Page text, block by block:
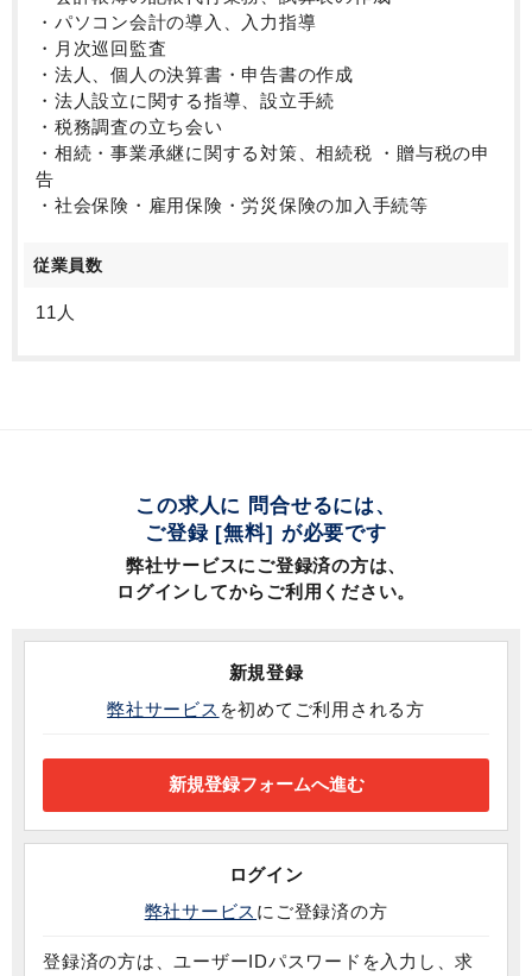
・パソコン会計の導入、入力指導
・月次巡回監査
・法人、個人の決算書・申告書の作成
・法人設立に関する指導、設立手続
・税務調査の立ち会い
・相続・事業承継に関する対策、相続税 ・贈与税の申
告
・社会保険・雇用保険・労災保険の加入手続等
従業員数
11人
この求人に 問合せるには、
ご登録 [無料] が必要です
弊社サービスにご登録済の方は、
ログインしてからご利用ください。
新規登録
弊社サービス を初めてご利用される方
ログイン
弊社サービス にご登録済の方
登録済の方は、ユーザーIDパスワードを入力し、求